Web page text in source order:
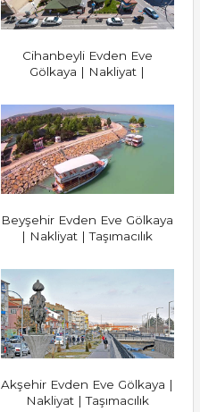
Cihanbeyli Evden Eve
Gölkaya | Nakliyat |
Beyşehir Evden Eve Gölkaya
| Nakliyat | Taşımacılık
Akşehir Evden Eve Gölkaya |
Nakliyat | Taşımacılık